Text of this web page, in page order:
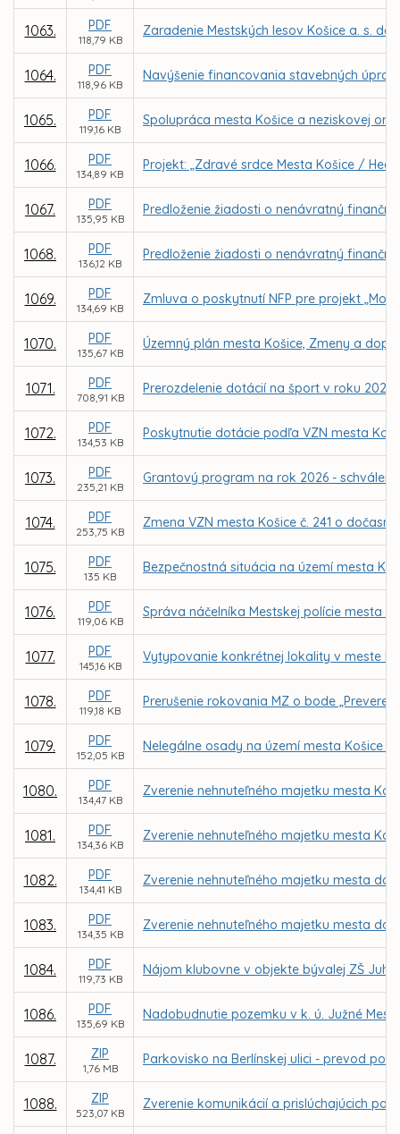
1063. PDF
118,79 KB
Zaradenie Mestských lesov Košice a. s.
1064. PDF
118,96 KB
Navýšenie financovania stavebných
1065. PDF
119,16 KB
Spolupráca mesta Košice a neziskovej
1066. PDF
134,89 KB
Projekt: „Zdravé srdce Mesta Košice /
1067. PDF
135,95 KB
Predloženie žiadosti o nenávratný
1068. PDF
136,12 KB
Predloženie žiadosti o nenávratný
1069. PDF
134,69 KB
Zmluva o poskytnutí NFP pre projekt
1070. PDF
135,67 KB
Územný plán mesta Košice, Zmeny a
1071. PDF
708,91 KB
Prerozdelenie dotácií na šport v roku 2026
1072. PDF
134,53 KB
Poskytnutie dotácie podľa VZN mesta
1073. PDF
235,21 KB
Grantový program na rok 2026 -
1074. PDF
253,75 KB
Zmena VZN mesta Košice č. 241 o
1075. PDF
135 KB
Bezpečnostná situácia na území mesta
1076. PDF
119,06 KB
Správa náčelníka Mestskej polície mesta
1077. PDF
145,16 KB
Vytypovanie konkrétnej lokality v meste
1078. PDF
119,18 KB
Prerušenie rokovania MZ o bode
1079. PDF
152,05 KB
Nelegálne osady na území mesta Košice
1080. PDF
134,47 KB
Zverenie nehnuteľného majetku mesta
1081. PDF
134,36 KB
Zverenie nehnuteľného majetku mesta
1082. PDF
134,41 KB
Zverenie nehnuteľného majetku mesta do
1083. PDF
134,35 KB
Zverenie nehnuteľného majetku mesta do
1084. PDF
119,73 KB
Nájom klubovne v objekte bývalej ZŠ
1086. PDF
135,69 KB
Nadobudnutie pozemku v k. ú. Južné
1087. ZIP
1,76 MB
Parkovisko na Berlínskej ulici - prevod
1088. ZIP
523,07 KB
Zverenie komunikácií a prislúchajúcich